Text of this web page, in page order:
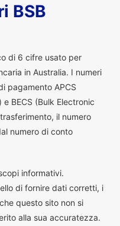
BSB
di 6 cifre usato per
in Australia. I numeri
pagamento APCS
BECS (Bulk Electronic
il numero
numero di conto
informativi.
di fornire dati corretti, i
questo sito non si
alla sua accuratezza.